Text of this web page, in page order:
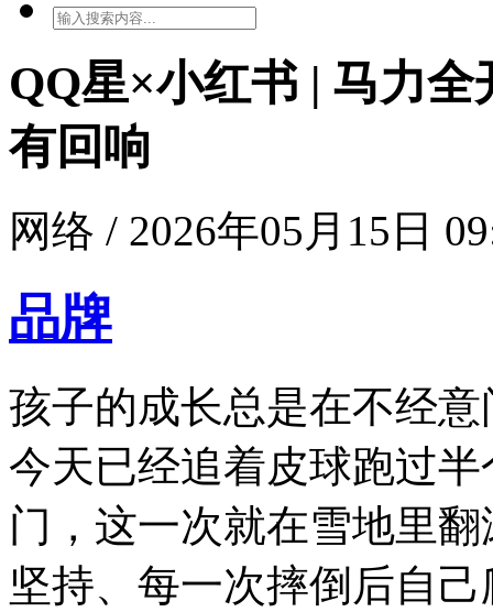
QQ星×小红书 | 马力
有回响
网络 / 2026年05月15日
品牌
孩子的成长总是在不经
今天已经追着皮球跑过
门，这一次就在雪地里
坚持、每一次摔倒后自